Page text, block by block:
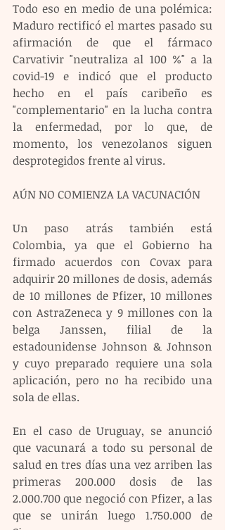
Todo eso en medio de una polémica:
Maduro rectificó el martes pasado su
afirmación de que el fármaco
Carvativir "neutraliza al 100 %" a la
covid-19 e indicó que el producto
hecho en el país caribeño es
"complementario" en la lucha contra
la enfermedad, por lo que, de
momento, los venezolanos siguen
desprotegidos frente al virus.
AÚN NO COMIENZA LA VACUNACIÓN
Un paso atrás también está
Colombia, ya que el Gobierno ha
firmado acuerdos con Covax para
adquirir 20 millones de dosis, además
de 10 millones de Pfizer, 10 millones
con AstraZeneca y 9 millones con la
belga Janssen, filial de la
estadounidense Johnson & Johnson
y cuyo preparado requiere una sola
aplicación, pero no ha recibido una
sola de ellas.
En el caso de Uruguay, se anunció
que vacunará a todo su personal de
salud en tres días una vez arriben las
primeras 200.000 dosis de las
2.000.700 que negoció con Pfizer, a las
que se unirán luego 1.750.000 de